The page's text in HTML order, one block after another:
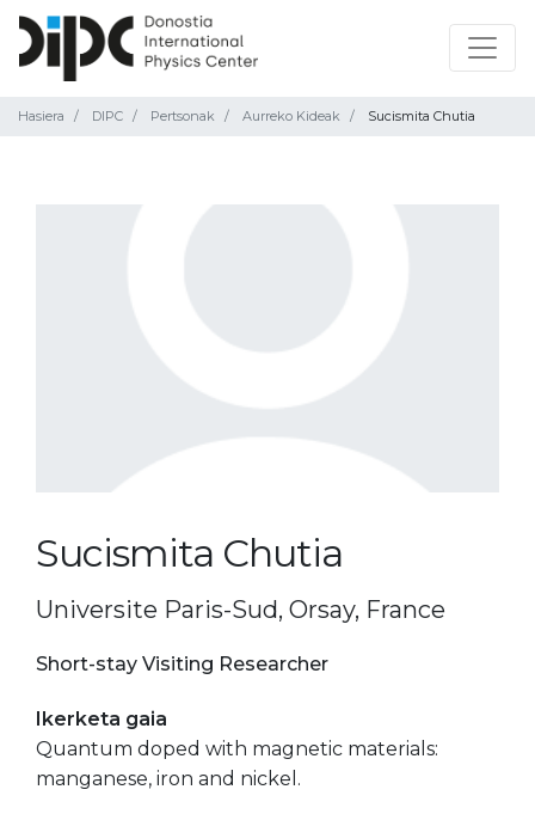
Hasiera DIPC Pertsonak Aurreko Kideak Sucismita Chutia
Sucismita Chutia
Universite Paris-Sud, Orsay, France
Short-stay Visiting Researcher
Ikerketa gaia
Quantum doped with magnetic materials:
manganese, iron and nickel.